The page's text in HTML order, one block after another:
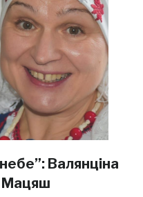
Валянціна
Мацяш